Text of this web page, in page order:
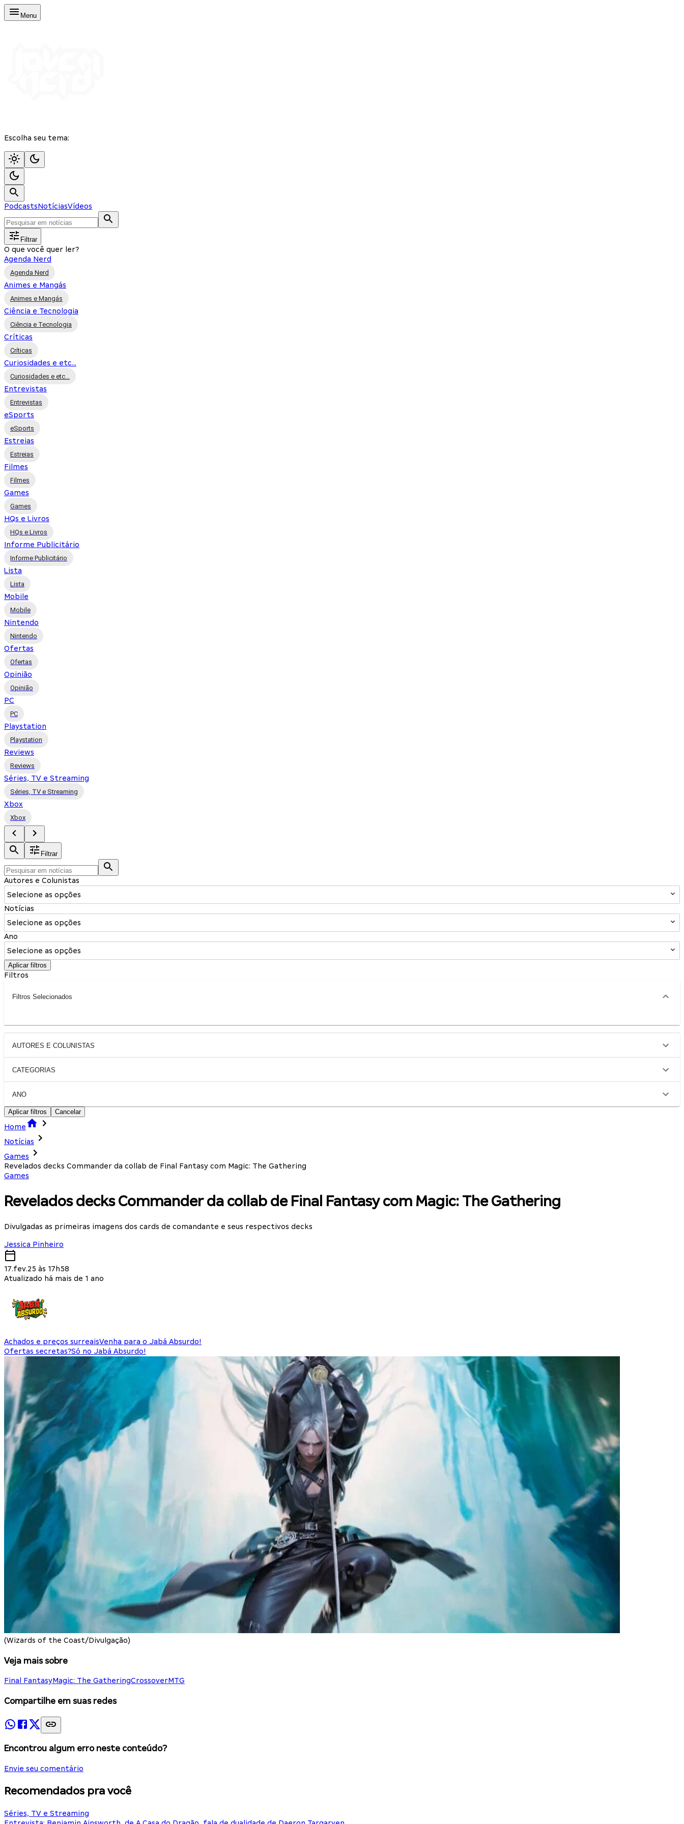
Menu
Escolha seu tema:
PodcastsNotíciasVídeos
Filtrar
O que você quer ler?
Agenda Nerd
Agenda Nerd
Animes e Mangás
Animes e Mangás
Ciência e Tecnologia
Ciência e Tecnologia
Críticas
Críticas
Curiosidades e etc...
Curiosidades e etc...
Entrevistas
Entrevistas
eSports
eSports
Estreias
Estreias
Filmes
Filmes
Games
Games
HQs e Livros
HQs e Livros
Informe Publicitário
Informe Publicitário
Lista
Lista
Mobile
Mobile
Nintendo
Nintendo
Ofertas
Ofertas
Opinião
Opinião
PC
PC
Playstation
Playstation
Reviews
Reviews
Séries, TV e Streaming
Séries, TV e Streaming
Xbox
Xbox
Filtrar
Autores e Colunistas
Selecione as opções
Notícias
Selecione as opções
Ano
Selecione as opções
Aplicar filtros
Filtros
Filtros Selecionados
AUTORES E COLUNISTAS
CATEGORIAS
ANO
Aplicar filtros Cancelar
Home
Notícias
Games
Revelados decks Commander da collab de Final Fantasy com Magic: The Gathering
Games
Revelados decks Commander da collab de Final Fantasy com Magic: The Gathering
Divulgadas as primeiras imagens dos cards de comandante e seus respectivos decks
Jessica Pinheiro
17.fev.25 às 17h58
Atualizado há mais de 1 ano
Achados e preços surreaisVenha para o Jabá Absurdo!
Ofertas secretas?Só no Jabá Absurdo!
(Wizards of the Coast/Divulgação)
Veja mais sobre
Final FantasyMagic: The GatheringCrossoverMTG
Compartilhe em suas redes
Encontrou algum erro neste conteúdo?
Envie seu comentário
Recomendados pra você
Séries, TV e Streaming